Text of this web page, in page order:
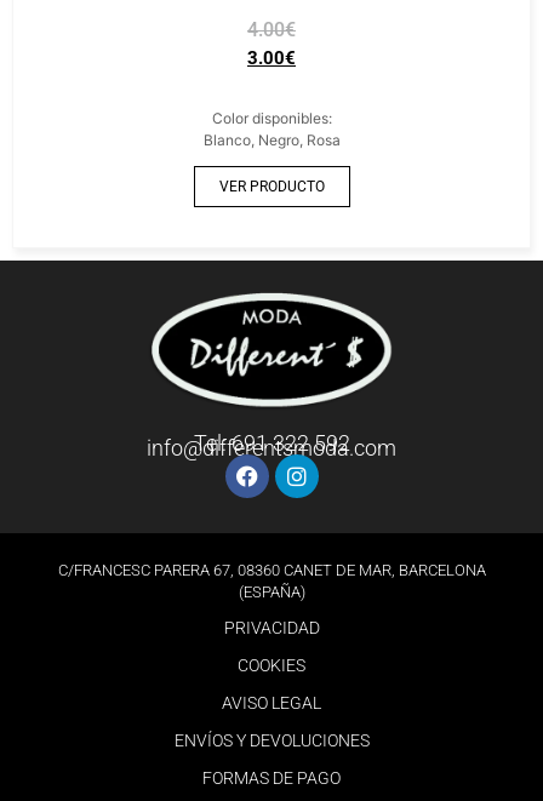
4.00€
3.00€
Color disponibles:
Blanco, Negro, Rosa
VER PRODUCTO
Tel: 691 322 592
info@differentsmoda.com
C/FRANCESC PARERA 67, 08360 CANET DE MAR, BARCELONA
(ESPAÑA)
PRIVACIDAD
COOKIES
AVISO LEGAL
ENVÍOS Y DEVOLUCIONES
FORMAS DE PAGO